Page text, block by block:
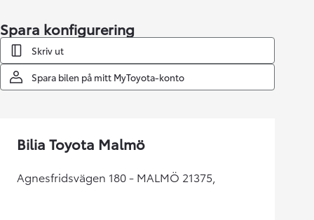
Spara konfigurering
Skriv ut
Spara bilen på mitt MyToyota-konto
Bilia Toyota Malmö
Agnesfridsvägen 180 - MALMÖ 21375,